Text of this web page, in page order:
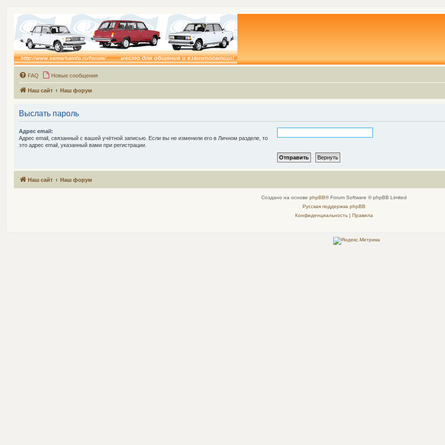
FAQ Новые сообщения
Наш сайт Наш форум
Выслать пароль
Адрес email:
Адрес email, связанный с вашей учётной записью. Если вы не изменили его в Личном разделе, то
это адрес email, указанный вами при регистрации.
Наш сайт Наш форум
Создано на основе phpBB® Forum Software © phpBB Limited
Русская поддержка phpBB
Конфиденциальность| Правила